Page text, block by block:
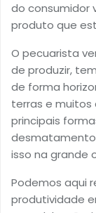
do consumidor
produto que
O pecuarista
de produzir,
de forma
terras e muitos
principais
isso na grande
Podemos aqui
produtividade